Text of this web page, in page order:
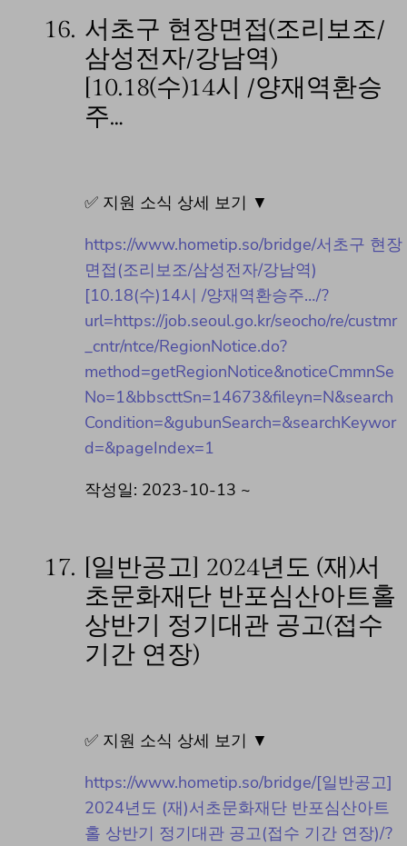
16. 서초구 현장면접(조리보조/
삼성전자/강남역)
[10.18(수)14시 /양재역환승
주…
✅ 지원 소식 상세 보기 ▼
https://www.hometip.so/bridge/서초구 현장
면접(조리보조/삼성전자/강남역)
[10.18(수)14시 /양재역환승주…/?
url=https://job.seoul.go.kr/seocho/re/custmr
_cntr/ntce/RegionNotice.do?
method=getRegionNotice&noticeCmmnSe
No=1&bbscttSn=14673&fileyn=N&search
Condition=&gubunSearch=&searchKeywor
d=&pageIndex=1
작성일: 2023-10-13 ~
17. [일반공고] 2024년도 (재)서
초문화재단 반포심산아트홀
상반기 정기대관 공고(접수
기간 연장)
✅ 지원 소식 상세 보기 ▼
https://www.hometip.so/bridge/[일반공고]
2024년도 (재)서초문화재단 반포심산아트
홀 상반기 정기대관 공고(접수 기간 연장)/?